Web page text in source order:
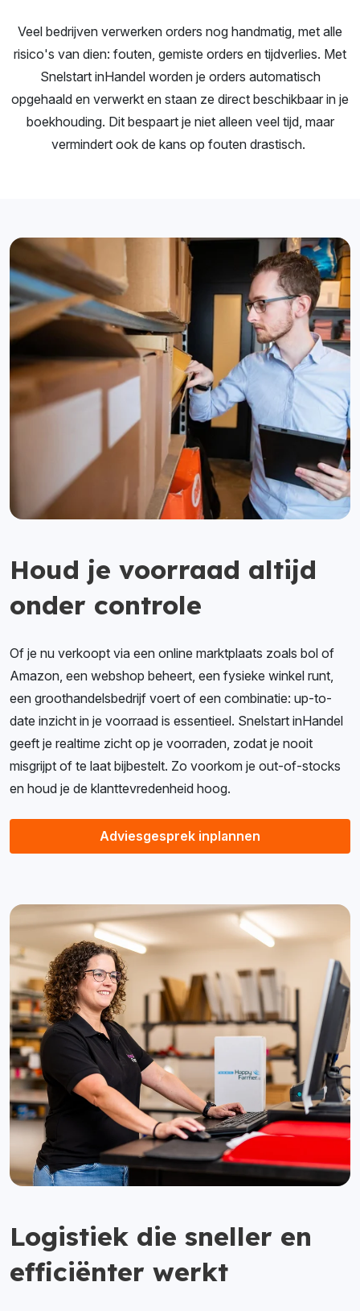
Veel bedrijven verwerken orders nog handmatig, met alle
risico's van dien: fouten, gemiste orders en tijdverlies. Met
Snelstart inHandel worden je orders automatisch
opgehaald en verwerkt en staan ze direct beschikbaar in je
boekhouding. Dit bespaart je niet alleen veel tijd, maar
vermindert ook de kans op fouten drastisch.
Houd je voorraad altijd
onder controle
Of je nu verkoopt via een online marktplaats zoals bol of
Amazon, een webshop beheert, een fysieke winkel runt,
een groothandelsbedrijf voert of een combinatie: up-to-
date inzicht in je voorraad is essentieel. Snelstart inHandel
geeft je realtime zicht op je voorraden, zodat je nooit
misgrijpt of te laat bijbestelt. Zo voorkom je out-of-stocks
en houd je de klanttevredenheid hoog.
Adviesgesprek inplannen
Logistiek die sneller en
efficiënter werkt